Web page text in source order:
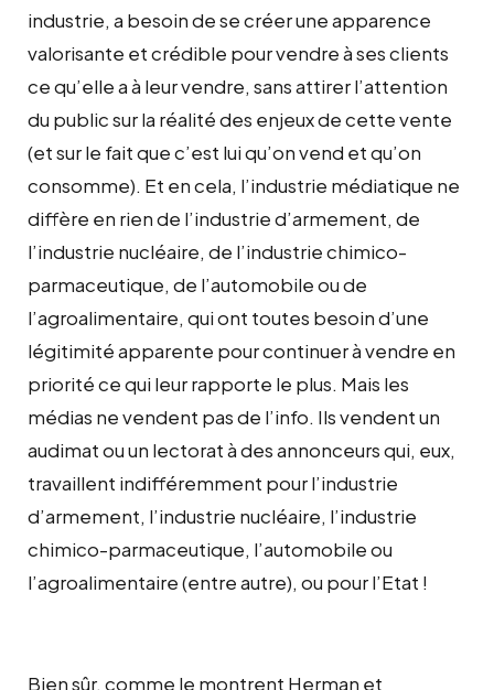
industrie, a besoin de se créer une apparence
valorisante et crédible pour vendre à ses clients
ce qu’elle a à leur vendre, sans attirer l’attention
du public sur la réalité des enjeux de cette vente
(et sur le fait que c’est lui qu’on vend et qu’on
consomme). Et en cela, l’industrie médiatique ne
diffère en rien de l’industrie d’armement, de
l’industrie nucléaire, de l’industrie chimico-
parmaceutique, de l’automobile ou de
l’agroalimentaire, qui ont toutes besoin d’une
légitimité apparente pour continuer à vendre en
priorité ce qui leur rapporte le plus. Mais les
médias ne vendent pas de l’info. Ils vendent un
audimat ou un lectorat à des annonceurs qui, eux,
travaillent indifféremment pour l’industrie
d’armement, l’industrie nucléaire, l’industrie
chimico-parmaceutique, l’automobile ou
l’agroalimentaire (entre autre), ou pour l’Etat !
Bien sûr, comme le montrent Herman et